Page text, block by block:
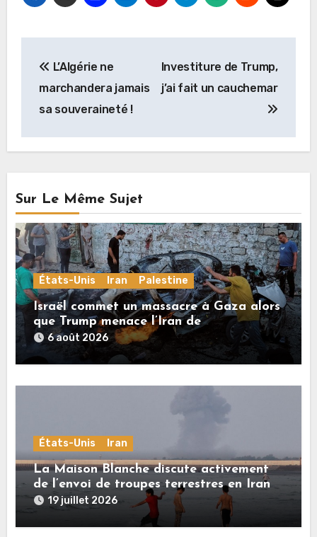
de
l’article
L’Algérie ne
marchandera jamais
sa souveraineté !
Investiture de Trump,
j’ai fait un cauchemar
Sur Le Même Sujet
États-Unis Iran Palestine
Israël commet un massacre à Gaza alors
que Trump menace l’Iran de
«décapitation»
6 août 2026
États-Unis Iran
La Maison Blanche discute activement
de l’envoi de troupes terrestres en Iran
19 juillet 2026